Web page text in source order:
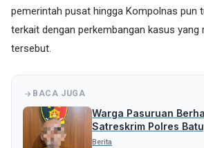
pemerintah pusat hingga Kompolnas pun
terkait dengan perkembangan kasus yang
tersebut.
BACA JUGA
Warga Pasuruan
Satreskrim Polres
Uang Rp 5 Juta
Berita